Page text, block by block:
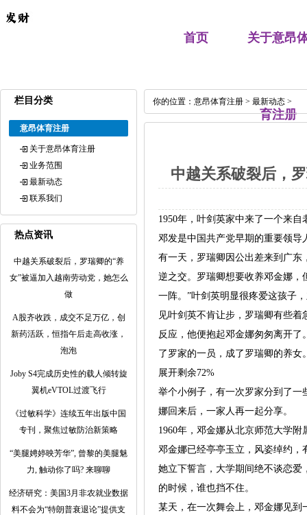
首页 关于意昂
育注册
栏目分类
意昂体育注册
关于意昂体育注册
业务范围
最新动态
联系我们
热点资讯
中越关系破裂后，罗瑞卿的“养
女”被逼加入越南劳动党，她怎么
做
A股齐收跌，成交不足万亿，创
新药活跃，恒指午后走高收涨，
泡泡
Joby S4完成历史性的载人倾转旋
翼机eVTOL过渡飞行
《过敏科学》连续五年出版中国
专刊，聚焦过敏防治新策略
“美腿娉婷映芳华”, 曾黎的美腿魅
力, 触动你了吗? 来聊聊
经济研究：美国3月非农就业数据
料不会为“特朗普衰退论”提供支
你的位置： 意昂体育注册 > 最新动态 >
中越关系破裂后，
1950年，叶剑英家中来了一个来
邓发是中国共产党早期的重要领导
有一天，罗瑞卿因公出差来到广
逆之交。罗瑞卿想要收养邓金娜，
一阵。”叶剑英明显很疼爱这孩子
见叶剑英不肯让步，罗瑞卿有些
反应，他便抱起邓金娜匆匆离开
了罗家的一员，成了罗瑞卿的养
展开剩余72%
举个小例子，有一次罗家分到了
娜回来后，一家人再一起分享。
1960年，邓金娜从北京师范大学
邓金娜已经亭亭玉立，风姿绰约，
她立下誓言，大学期间绝不谈恋
的时候，谁也挡不住。
某天，在一次舞会上，邓金娜见到